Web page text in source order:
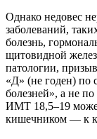
Однако недовес
заболеваний,
болезнь,
щитовидной
патологии,
«Д» (не годен) по
болезней», а не
ИМТ 18,5–19
кишечником — к